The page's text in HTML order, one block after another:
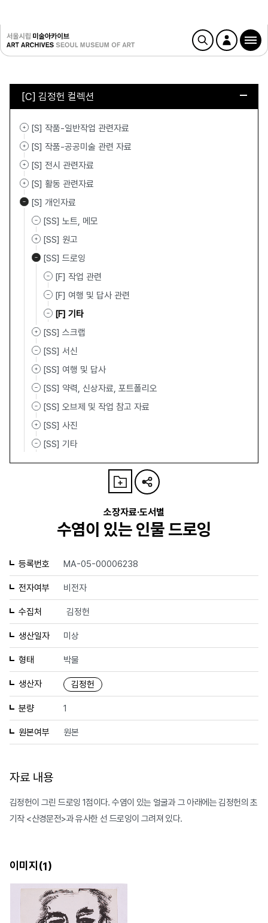
[C] 김정헌 컬렉션
[S] 작품-일반작업 관련자료
[S] 작품-공공미술 관련 자료
[S] 전시 관련자료
[S] 활동 관련자료
[S] 개인자료
[SS] 노트, 메모
[SS] 원고
[SS] 드로잉
[F] 작업 관련
[F] 여행 및 답사 관련
[F] 기타
[SS] 스크랩
[SS] 서신
[SS] 여행 및 답사
[SS] 약력, 신상자료, 포트폴리오
[SS] 오브제 및 작업 참고 자료
[SS] 사진
[SS] 기타
소장자료·도서별
수염이 있는 인물 드로잉
등록번호 MA-05-00006238
전자여부 비전자
수집처 김정헌
생산일자 미상
형태 박물
생산자 김정헌
분량 1
원본여부 원본
자료 내용
김정헌이 그린 드로잉 1점이다. 수염이 있는 얼굴과 그 아래에는 김정헌의 초
기작 <산경문전>과 유사한 선 드로잉이 그려져 있다.
이미지(1)